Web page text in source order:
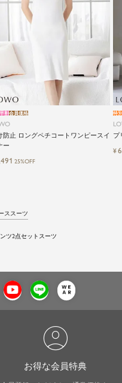
防止 ロングペチコートワンピースイ
ー
割会員価格
25%OFF
プ
特
¥
ススーツ
ツ2点セットスーツ
account_circle
お得な会員特典